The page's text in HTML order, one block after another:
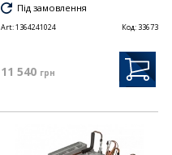
Під замовлення
Art:1364241024 Код: 33673
11 540 грн